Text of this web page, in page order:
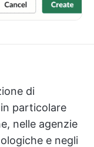
di
particolare
nelle agenzie
e negli